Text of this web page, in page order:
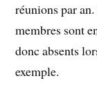
réunions par
membres sont
donc absents
exemple.